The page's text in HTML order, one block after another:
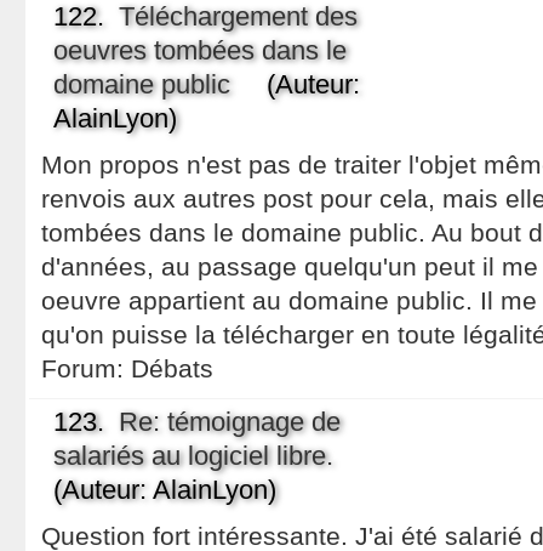
122. Téléchargement des
oeuvres tombées dans le
domaine public(Auteur:
AlainLyon)
Mon propos n'est pas de traiter l'objet
renvois aux autres post pour cela, mais
tombées dans le domaine public. Au bout
d'années, au passage quelqu'un peut il
oeuvre appartient au domaine public. Il
qu'on puisse la télécharger en toute
Forum: Débats
123. Re: témoignage de
salariés au logiciel libre.
(Auteur: AlainLyon)
Question fort intéressante. J'ai été salarié